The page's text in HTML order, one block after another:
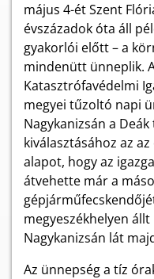
május 4-ét Szent
évszázadok óta áll
gyakorlói előtt – a
mindenütt ünneplik.
Katasztrófavédelmi
megyei tűzoltó napi
Nagykanizsán a
kiválasztásához az
alapot, hogy az
átvehette már a
megyeszékhelyen
Nagykanizsán lát
Az ünnepség a tíz